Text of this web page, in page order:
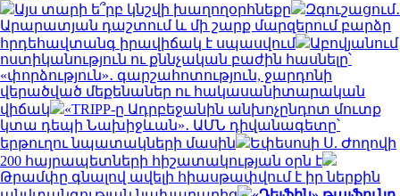
Այս տարի ե՞րբ կնշվի խաղողօրհնեքը
Զգուշացում․
Արարատյան դաշտում և մի շարք մարզերում բարձր
հրդեհավտանգ իրավիճակ է սպասվում
Աբովյանում
ոստիկանություն ու քննչական բաժին հասնելը՝
«փորձություն»․ գարշահոտություն, ջարդոնի
վերածված մեքենաներ ու հակասանիտարական
վիճակ
«TRIPP-ը Ադրբեջանին անխոչընդոտ մուտք
կտա դեպի Նախիջևան»․ ԱՄՆ դիվանագետը՝
երթուղու նպատակների մասին
Եփեսոսի Ս. Ժողովի
200 հայրապետների հիշատակության օրն է
Թրամփը գնալով ավելի հիասթափվում է իր ներքին